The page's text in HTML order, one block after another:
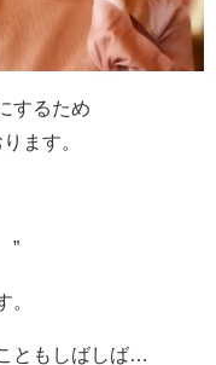
するため
ます。
”
。
ともしばしば…